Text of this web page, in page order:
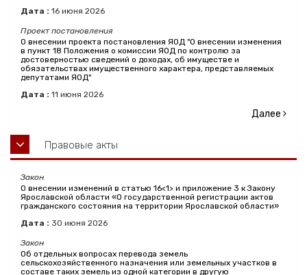
Дата : 16 июня 2026
Проект постановления
О внесении проекта постановления ЯОД "О внесении изменения
в пункт 18 Положения о комиссии ЯОД по контролю за
достоверностью сведений о доходах, об имуществе и
обязательствах имущественного характера, представляемых
депутатами ЯОД"
Дата : 11 июня 2026
Далее
Правовые акты
Закон
О внесении изменений в статью 16<1> и приложение 3 к Закону
Ярославской области «О государственной регистрации актов
гражданского состояния на территории Ярославской области»
Дата : 30 июня 2026
Закон
Об отдельных вопросах перевода земель
сельскохозяйственного назначения или земельных участков в
составе таких земель из одной категории в другую